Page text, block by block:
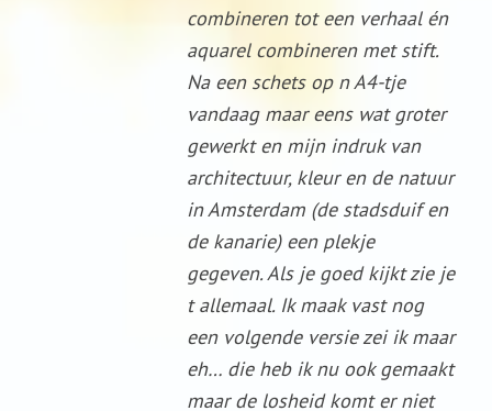
combineren tot een verhaal én
aquarel combineren met stift.
Na een schets op n A4-tje
vandaag maar eens wat groter
gewerkt en mijn indruk van
architectuur, kleur en de natuur
in Amsterdam (de stadsduif en
de kanarie) een plekje
gegeven. Als je goed kijkt zie je
t allemaal. Ik maak vast nog
een volgende versie zei ik maar
eh… die heb ik nu ook gemaakt
maar de losheid komt er niet